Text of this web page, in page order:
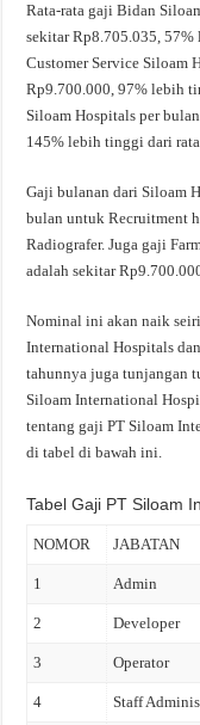
Rata-rata gaji Bidan
sekitar Rp8.705.035,
Customer Service Siloam
Rp9.700.000, 97% lebih
Siloam Hospitals per
145% lebih tinggi dari
Gaji bulanan dari Siloam
bulan untuk Recruitment
Radiografer. Juga gaji
adalah sekitar
Nominal ini akan naik
International Hospitals
tahunnya juga tunjangan
Siloam International
tentang gaji PT Siloam
di tabel di bawah ini.
Tabel Gaji PT Siloam
NOMOR JABATAN
1 Admin
2 Developer
3 Operator
4 Staff